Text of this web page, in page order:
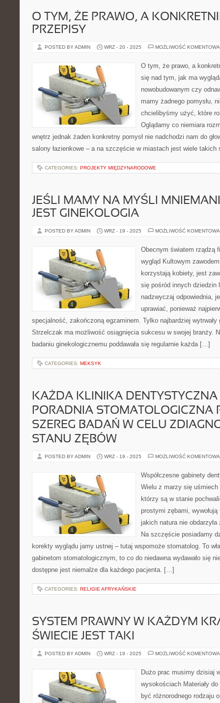
O TYM, ŻE PRAWO, A
PRZEPISY
POSTED BY ADMIN WRZ - 20 - 2025 MOŻLIWOŚĆ
O tym, że prawo, a
się nad tym, jak ma
nowobudowanym czy
mamy żadnego pomysłu,
chcielibyśmy użyć, które
Oglądamy co niemiara
wnętrz jednak żaden konkretny pomysł nie nadchodzi nam do
salony łazienkowe – a na szczęście w miastach jest wiele
CATEGORIES: PROJEKTY MIĘDZYNARODOWE
JEŚLI MAMY NA MYŚLI
JEST GINEKOLOGIA
POSTED BY ADMIN WRZ - 19 - 2025 MOŻLIWOŚĆ
Obecnym światem rządzą
wygląd Kultowym
korzystają kobiety, jest
się pośród innych dziedzin
nadzwyczaj odpowiednia,
uprawiać, ponieważ
specjalność, zakończoną egzaminem. Tylko najbardziej
Strzelczak ma możliwość osiągnięcia sukcesu w swojej branży.
badaniu ginekologicznemu poddawała się regularnie każda […]
CATEGORIES: MEKSYK
KAŻDA KLINIKA DENTYSTYCZNA
PORADNIA STOMATOLOGICZNA
SZEREG BADAŃ W CELU
STANU ZĘBÓW
POSTED BY ADMIN WRZ - 19 - 2025 MOŻLIWOŚĆ
Współczesne gabinety
Wielu z marzy się
którzy są w stanie
prostymi zębami,
jakich natura nie
Na szczęście posiadamy
korekty wyglądu jamy ustnej – tutaj wspomoże stomatolog. To
gabinetom stomatologicznym, to co do niedawna wydawało się
dostępne jest niemalże dla każdego pacjenta. […]
CATEGORIES: RELIGIE AFRYKAŃSKIE
SYSTEM PRAWNY W KAŻDYM
ŚWIECIE JEST TAKI
POSTED BY ADMIN WRZ - 19 - 2025 MOŻLIWOŚĆ
Dużo prac musimy dzisiaj
wysokościach Materiały
być różnorodnego rodzaju